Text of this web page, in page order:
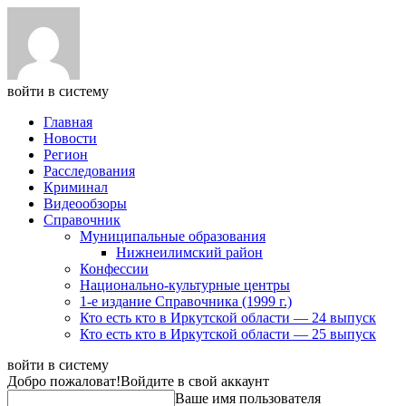
войти в систему
Главная
Новости
Регион
Расследования
Криминал
Видеообзоры
Справочник
Муниципальные образования
Нижнеилимский район
Конфессии
Национально-культурные центры
1-е издание Справочника (1999 г.)
Кто есть кто в Иркутской области — 24 выпуск
Кто есть кто в Иркутской области — 25 выпуск
войти в систему
Добро пожаловат!Войдите в свой аккаунт
Ваше имя пользователя